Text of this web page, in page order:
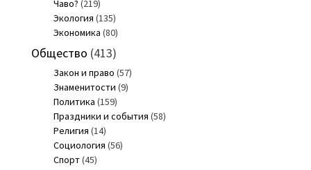
Чаво? (219)
Экология (135)
Экономика (80)
Общество (413)
Закон и право (57)
Знаменитости (9)
Политика (159)
Праздники и события (58)
Религия (14)
Социология (56)
Спорт(45)